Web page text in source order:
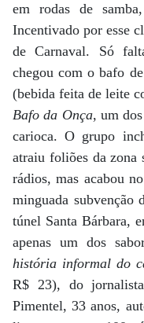
em rodas de
Incentivado por esse
de Carnaval. Só
chegou com o bafo
(bebida feita de leite
Bafo da Onça, um
carioca. O grupo
atraiu foliões da zona
rádios, mas acabou
minguada subvenção
túnel Santa Bárbara,
apenas um dos
história informal do
R$ 23), do
Pimentel, 33 anos,